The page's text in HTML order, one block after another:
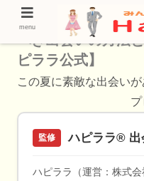
【徹底解説】武庫
べき出会いの方法
ピララ公式】
この夏に素敵な出会い
監修 ハピララ® 出
ハピララ（運営：株式会
menu